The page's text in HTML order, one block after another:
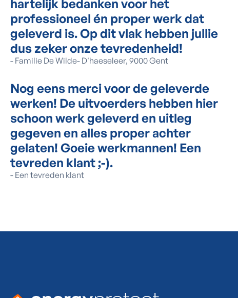
hartelijk bedanken voor het
professioneel én proper werk dat
geleverd is. Op dit vlak hebben jullie
dus zeker onze tevredenheid!
- Familie De Wilde- D'haeseleer, 9000 Gent
Nog eens merci voor de geleverde
werken! De uitvoerders hebben hier
schoon werk geleverd en uitleg
gegeven en alles proper achter
gelaten! Goeie werkmannen! Een
tevreden klant ;-).
- Een tevreden klant